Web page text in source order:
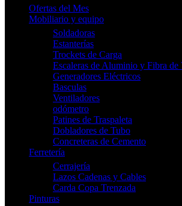
Ofertas del Mes
Mobiliario y equipo
Soldadoras
Estanterías
Trockets de Carga
Escaleras de Aluminio y Fibra
Generadores Eléctricos
Basculas
Ventiladores
odómetro
Patines de Traspaleta
Dobladores de Tubo
Concreteras de Cemento
Ferretería
Cerrajería
Lazos Cadenas y Cables
Carda Copa Trenzada
Pinturas